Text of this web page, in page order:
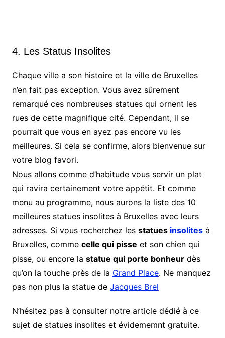
4. Les Status Insolites
Chaque ville a son histoire et la ville de Bruxelles
n’en fait pas exception. Vous avez sûrement
remarqué ces nombreuses statues qui ornent les
rues de cette magnifique cité. Cependant, il se
pourrait que vous en ayez pas encore vu les
meilleures. Si cela se confirme, alors bienvenue sur
votre blog favori.
Nous allons comme d’habitude vous servir un plat
qui ravira certainement votre appétit. Et comme
menu au programme, nous aurons la liste des 10
meilleures statues insolites à Bruxelles avec leurs
adresses. Si vous recherchez les statues insolitesà
Bruxelles, comme celle qui pisse et son chien qui
pisse, ou encore la statue qui porte bonheurdès
qu’on la touche près de la Grand Place. Ne manquez
pas non plus la statue de Jacques Brel
N’hésitez pas à consulter notre article dédié à ce
sujet de statues insolites et évidememnt gratuite.